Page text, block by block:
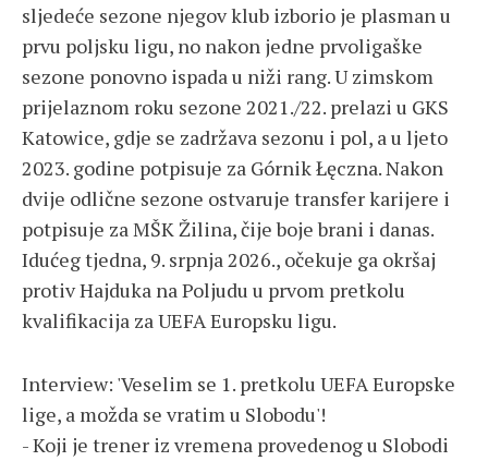
sljedeće sezone njegov klub izborio je plasman u
prvu poljsku ligu, no nakon jedne prvoligaške
sezone ponovno ispada u niži rang. U zimskom
prijelaznom roku sezone 2021./22. prelazi u GKS
Katowice, gdje se zadržava sezonu i pol, a u ljeto
2023. godine potpisuje za Górnik Łęczna. Nakon
dvije odlične sezone ostvaruje transfer karijere i
potpisuje za MŠK Žilina, čije boje brani i danas.
Idućeg tjedna, 9. srpnja 2026., očekuje ga okršaj
protiv Hajduka na Poljudu u prvom pretkolu
kvalifikacija za UEFA Europsku ligu.
Interview: 'Veselim se 1. pretkolu UEFA Europske
lige, a možda se vratim u Slobodu'!
- Koji je trener iz vremena provedenog u Slobodi